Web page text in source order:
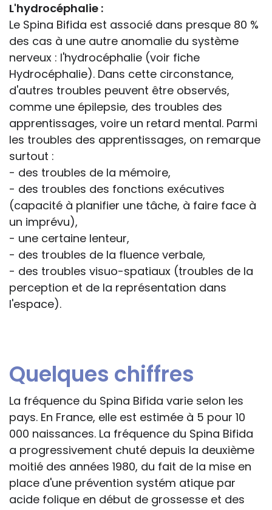
L'hydrocéphalie :
Le Spina Bifida est associé dans presque 80 %
des cas à une autre anomalie du système
nerveux : l'hydrocéphalie (voir fiche
Hydrocéphalie). Dans cette circonstance,
d'autres troubles peuvent être observés,
comme une épilepsie, des troubles des
apprentissages, voire un retard mental. Parmi
les troubles des apprentissages, on remarque
surtout :
- des troubles de la mémoire,
- des troubles des fonctions exécutives
(capacité à planifier une tâche, à faire face à
un imprévu),
- une certaine lenteur,
- des troubles de la fluence verbale,
- des troubles visuo-spatiaux (troubles de la
perception et de la représentation dans
l'espace).
Quelques chiffres
La fréquence du Spina Bifida varie selon les
pays. En France, elle est estimée à 5 pour 10
000 naissances. La fréquence du Spina Bifida
a progressivement chuté depuis la deuxième
moitié des années 1980, du fait de la mise en
place d'une prévention systém atique par
acide folique en début de grossesse et des